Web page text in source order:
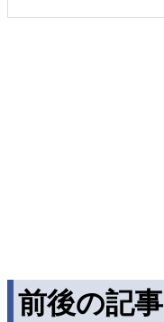
前後の記事